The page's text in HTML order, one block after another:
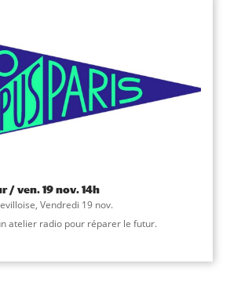
/ ven. 19 nov. 14h
, Vendredi 19 nov.
atelier radio pour réparer le futur.